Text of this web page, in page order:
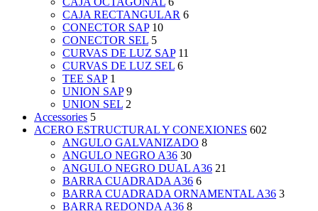
CAJA RECTANGULAR 6
CONECTOR SAP 10
CONECTOR SEL 5
CURVAS DE LUZ SAP 11
CURVAS DE LUZ SEL 6
TEE SAP 1
UNION SAP 9
UNION SEL 2
Accessories 5
ACERO ESTRUCTURAL Y CONEXIONES 602
ANGULO GALVANIZADO 8
ANGULO NEGRO A36 30
ANGULO NEGRO DUAL A36 21
BARRA CUADRADA A36 6
BARRA CUADRADA ORNAMENTAL A36 3
BARRA REDONDA A36 8